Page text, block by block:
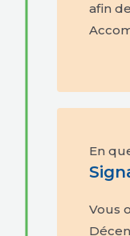
afin
En
Vous